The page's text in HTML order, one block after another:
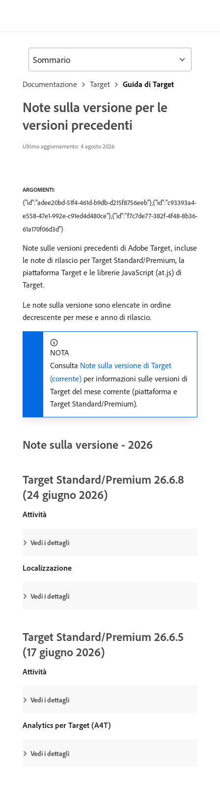
Documentazione Target Guida di Target
Note sulla versione per le
versioni precedenti
Ultimo aggiornamento: 4 agosto 2026
ARGOMENTI:
{"id":"adee20bd-51f4-461d-b9db-d215f8756eeb"},{"id":"c93393a4-
e558-47e1-992e-c91ed4d480ce"},{"id":"f7c7de77-382f-4f48-8b36-
61a170f06d3d"}
Note sulle versioni precedenti di Adobe Target, incluse
le note di rilascio per Target Standard/Premium, la
piattaforma Target e le librerie JavaScript (at.js) di
Target.
Le note sulla versione sono elencate in ordine
decrescente per mese e anno di rilascio.
NOTA
Consulta Note sulla versione di Target
(corrente) per informazioni sulle versioni di
Target del mese corrente (piattaforma e
Target Standard/Premium).
Note sulla versione - 2026
Target Standard/Premium 26.6.8
(24 giugno 2026)
Attività
Vedi i dettagli
Localizzazione
Vedi i dettagli
Target Standard/Premium 26.6.5
(17 giugno 2026)
Attività
Vedi i dettagli
Analytics per Target (A4T)
Vedi i dettagli
Sommario